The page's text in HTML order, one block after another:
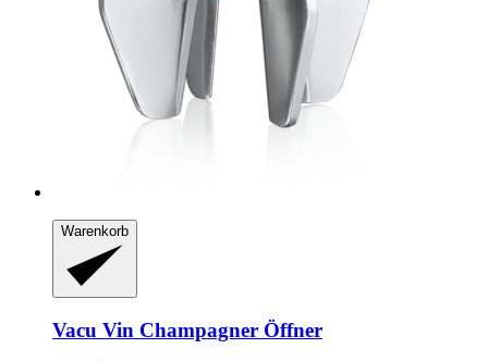
Warenkorb
Vacu Vin Champagner Öffner